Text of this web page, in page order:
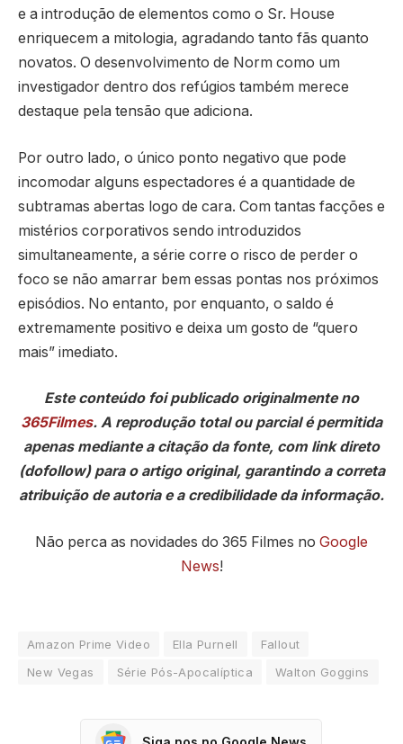
e a introdução de elementos como o Sr. House
enriquecem a mitologia, agradando tanto fãs quanto
novatos. O desenvolvimento de Norm como um
investigador dentro dos refúgios também merece
destaque pela tensão que adiciona.
Por outro lado, o único ponto negativo que pode
incomodar alguns espectadores é a quantidade de
subtramas abertas logo de cara. Com tantas facções e
mistérios corporativos sendo introduzidos
simultaneamente, a série corre o risco de perder o
foco se não amarrar bem essas pontas nos próximos
episódios. No entanto, por enquanto, o saldo é
extremamente positivo e deixa um gosto de “quero
mais” imediato.
Este conteúdo foi publicado originalmente no
365Filmes. A reprodução total ou parcial é permitida
apenas mediante a citação da fonte, com link direto
(dofollow) para o artigo original, garantindo a correta
atribuição de autoria e a credibilidade da informação.
Não perca as novidades do 365 Filmes no Google
News!
Amazon Prime Video Ella Purnell
Fallout
New Vegas
Série Pós-Apocalíptica Walton Goggins